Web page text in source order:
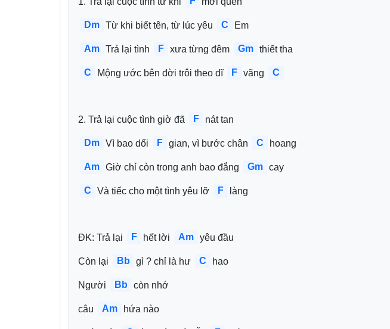
Dm Từ khi biết tên, từ lúc yêu C Em
Am Trả lại tình F xưa từng đêm Gm thiết tha
C Mộng ước bên đời trôi theo dĩ F vãng C
2. Trả lại cuộc tình giờ đã F nát tan
Dm Vì bao dối F gian, vì bước chân C hoang
Am Giờ chỉ còn trong anh bao đắng Gm cay
C Và tiếc cho một tình yêu lỡ F làng
ĐK: Trả lại F hết lời Am yêu đầu
Còn lại Bb gì ? chỉ là hư C hao
Người Bb còn nhớ
câu Am hứa nào